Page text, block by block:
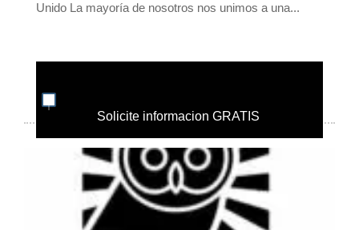
Unido La mayoría de nosotros nos unimos a una...
Solicite informacion GRATIS